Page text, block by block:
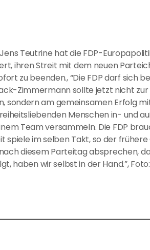
Teutrine hat die FDP-
ihren Streit mit dem neuen
zu beenden., “Die FDP darf sich
Zimmermann sollte jetzt nicht
sondern am gemeinsamen Erfolg
Menschen in- und
Team versammeln. Die FDP
spiele im selben Takt, so der
diesem Parteitag absprechen,
haben wir selbst in der Hand.”,